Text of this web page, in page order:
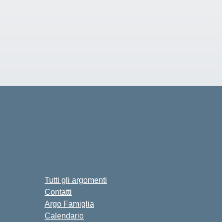
Tutti gli argomenti
Contatti
Argo Famiglia
Calendario